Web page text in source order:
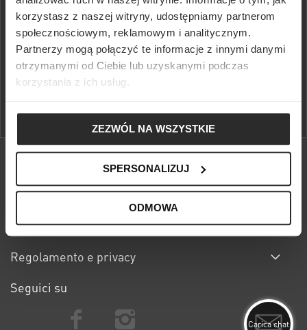
korzystasz z naszej witryny, udostępniamy partnerom
społecznościowym, reklamowym i analitycznym.
Partnerzy mogą połączyć te informacje z innymi danymi
otrzymanymi od Ciebie lub uzyskanymi podczas
korzystania z ich usług.
ZEZWÓL NA WSZYSTKIE
SPERSONALIZUJ
ODMOWA
Beneficia del 10% di sconto sul primo acquisto, dei resi gratuiti e
dell′accesso prioritario alle azioni di S'portofino Club.
SCOPRI DI PIÙ
Chi siamo
Centro assistenza
Regolamento e privacy
Seguici su
Carica chat